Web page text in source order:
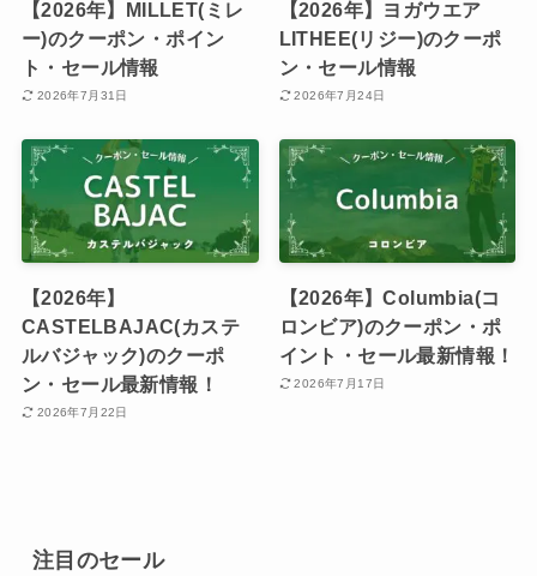
【2026年】MILLET(ミレ
ー)のクーポン・ポイン
ト・セール情報
2026年7月31日
【2026年】ヨガウエア
LITHEE(リジー)のクーポ
ン・セール情報
2026年7月24日
【2026年】
CASTELBAJAC(カステ
ルバジャック)のクーポ
ン・セール最新情報！
2026年7月22日
【2026年】Columbia(コ
ロンビア)のクーポン・ポ
イント・セール最新情報！
2026年7月17日
注目のセール